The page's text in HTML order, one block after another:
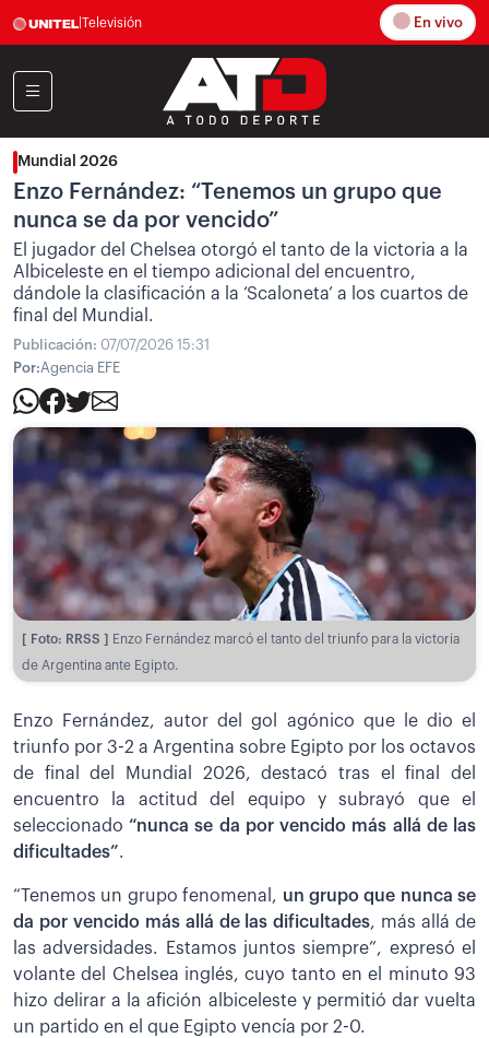
Televisión En vivo
Mundial 2026
Enzo Fernández: “Tenemos un grupo que
nunca se da por vencido”
El jugador del Chelsea otorgó el tanto de la victoria a la
Albiceleste en el tiempo adicional del encuentro,
dándole la clasificación a la ‘Scaloneta’ a los cuartos de
final del Mundial.
Publicación: 07/07/2026 15:31
Por:Agencia EFE
[ Foto: RRSS ]
Enzo Fernández marcó el tanto del triunfo para la victoria
de Argentina ante Egipto.
Enzo Fernández, autor del gol agónico que le dio el
triunfo por 3-2 a Argentina sobre Egipto por los octavos
de final del Mundial 2026, destacó tras el final del
encuentro la actitud del equipo y subrayó que el
seleccionado“nunca se da por vencido más allá de las
dificultades”.
“Tenemos un grupo fenomenal, un grupo que nunca se
da por vencidomás allá de las dificultades, más allá de
las adversidades. Estamos juntos siempre”, expresó el
volante del Chelsea inglés, cuyo tanto en el minuto 93
hizo delirar a la afición albiceleste y permitió dar vuelta
un partido en el que Egipto vencía por 2-0.